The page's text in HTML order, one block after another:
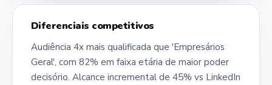
Diferenciais competitivos
Audiência 4x mais qualificada que 'Empresários
Geral', com 82% em faixa etária de maior poder
decisório. Alcance incremental de 45% vs LinkedIn